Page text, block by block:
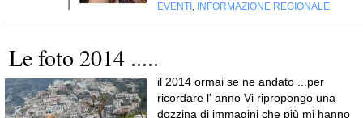
EVENTI
INFORMAZIONE REGIONALE
Le foto 2014 .....
il 2014 ormai se ne andato ...per
ricordare l' anno Vi ripropongo una
dozzina di immagini che più mi hanno